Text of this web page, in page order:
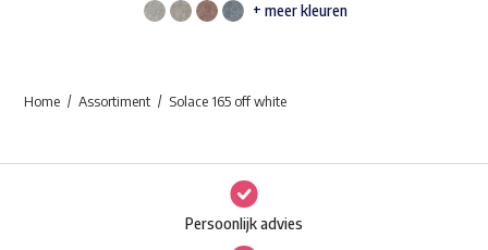
Dit
Deze
optie
kan
+ meer kleuren
Home Assortiment Solace 165 off white
Persoonlijk advies